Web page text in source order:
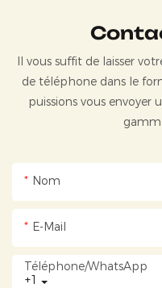
Il vous suffit de laisser
de téléphone dans le
puissions vous
Nom
E-Mail
+1
Téléphone/WhatsApp